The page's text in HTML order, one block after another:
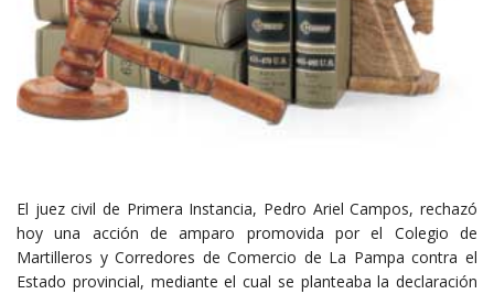
El juez civil de Primera Instancia, Pedro Ariel Campos, rechazó
hoy una acción de amparo promovida por el Colegio de
Martilleros y Corredores de Comercio de La Pampa contra el
Estado provincial, mediante el cual se planteaba la declaración